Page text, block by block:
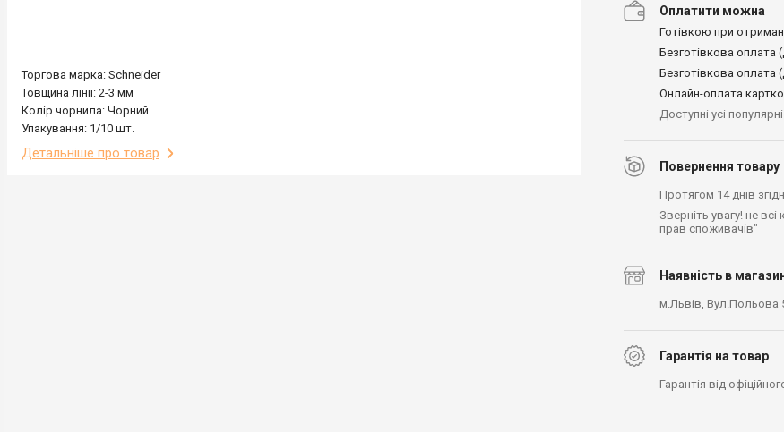
Торгова марка: Schneider
Товщина лінії: 2-3 мм
Колір чорнила: Чорний
Упакування: 1/10 шт.
Детальніше про товар
Оплатити можна
Готівкою при
Безготівкова оплата
Безготівкова оплата
Онлайн-оплата
Доступні усі
Повернення товару
Протягом 14 днів
Зверніть увагу! не
прав споживачів"
Наявність в
м.Львів, Вул.Польова
Гарантія на товар
Гарантія від